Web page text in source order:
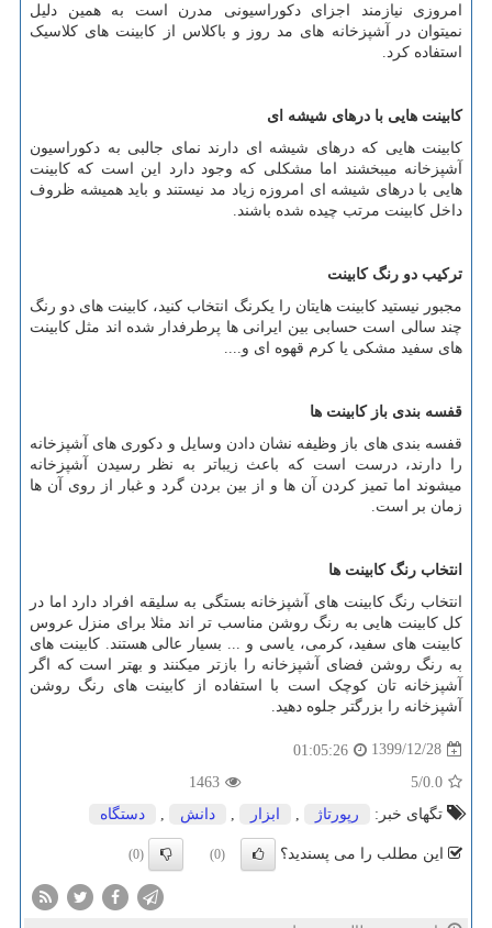
امروزی نیازمند اجزای دکوراسیونی مدرن است به همین دلیل
نمیتوان در آشپزخانه های مد روز و باکلاس از کابینت های کلاسیک
استفاده کرد.
کابینت هایی با درهای شیشه ای
کابینت هایی که درهای شیشه ای دارند نمای جالبی به دکوراسیون
آشپزخانه میبخشند اما مشکلی که وجود دارد این است که کابینت
هایی با درهای شیشه ای امروزه زیاد مد نیستند و باید همیشه ظروف
داخل کابینت مرتب چیده شده باشند.
ترکیب دو رنگ کابینت
مجبور نیستید کابینت هایتان را یکرنگ انتخاب کنید، کابینت های دو رنگ
چند سالی است حسابی بین ایرانی ها پرطرفدار شده اند مثل کابینت
های سفید مشکی یا کرم قهوه ای و....
قفسه بندی باز کابینت ها
قفسه بندی های باز وظیفه نشان دادن وسایل و دکوری های آشپزخانه
را دارند، درست است که باعث زیباتر به نظر رسیدن آشپزخانه
میشوند اما تمیز کردن آن ها و از بین بردن گرد و غبار از روی آن ها
زمان بر است.
انتخاب رنگ کابینت ها
انتخاب رنگ کابینت های آشپزخانه بستگی به سلیقه افراد دارد اما در
کل کابینت هایی به رنگ روشن مناسب تر اند مثلا برای منزل عروس
کابینت های سفید، کرمی، یاسی و ... بسیار عالی هستند. کابینت های
به رنگ روشن فضای آشپزخانه را بازتر میکنند و بهتر است که اگر
آشپزخانه تان کوچک است با استفاده از کابینت های رنگ روشن
آشپزخانه را بزرگتر جلوه دهید.
1399/12/28
01:05:26
0.0
/5
1463
تگهای خبر:
رپورتاژ ابزار دانش دستگاه
این مطلب را می پسندید؟ (0)
(0)